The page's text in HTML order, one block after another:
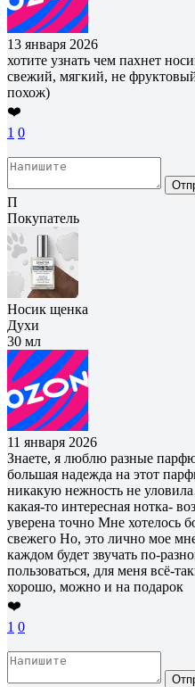
13 января 2026
хотите узнать чем пахнет
свежий, мягкий, не
похож)
❤️
1 0
П
Покупатель
Носик щенка
Духи
30 мл
11 января 2026
Знаете, я люблю разные
большая надежда на этот
никакую нежность не
какая-то интересная нотка-
уверена точно Мне хотелось
свежего Но, это лично мое
каждом будет звучать по-
пользоваться, для меня всё-
хорошо, можно и на подарок
❤️
1 0